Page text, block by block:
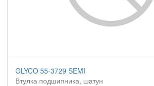
GLYCO 55-3729 SEMI
Втулка подшипника, шатун